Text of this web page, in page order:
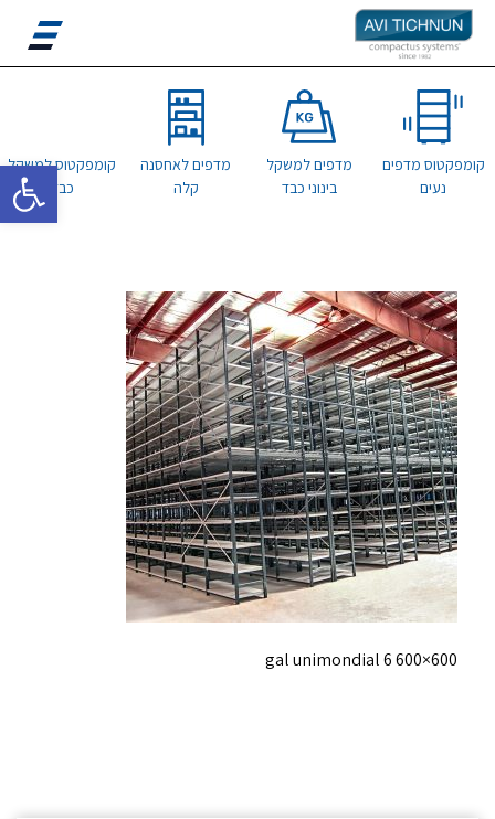
פתח
קומפקטוס מדפים
נעים
מדפים למשקל
בינוני כבד
מדפים לאחסנה
קלה
קומפקטוס למשקל
כבד
gal unimondial 6 600×600